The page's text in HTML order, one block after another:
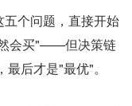
个问题，直接开始
会买"——但决策链
后才是"最优"。